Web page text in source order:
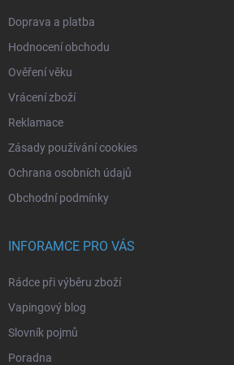
Doprava a platba
Hodnocení obchodu
Ověření věku
Vrácení zboží
Reklamace
Zásady používání cookies
Ochrana osobních údajů
Obchodní podmínky
INFORAMCE PRO VÁS
Rádce při výběru zboží
Vapingový blog
Slovník pojmů
Poradna